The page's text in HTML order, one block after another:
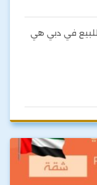
في دبي هي